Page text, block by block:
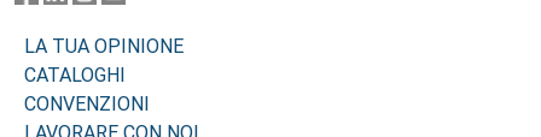
LA TUA OPINIONE
CATALOGHI
CONVENZIONI